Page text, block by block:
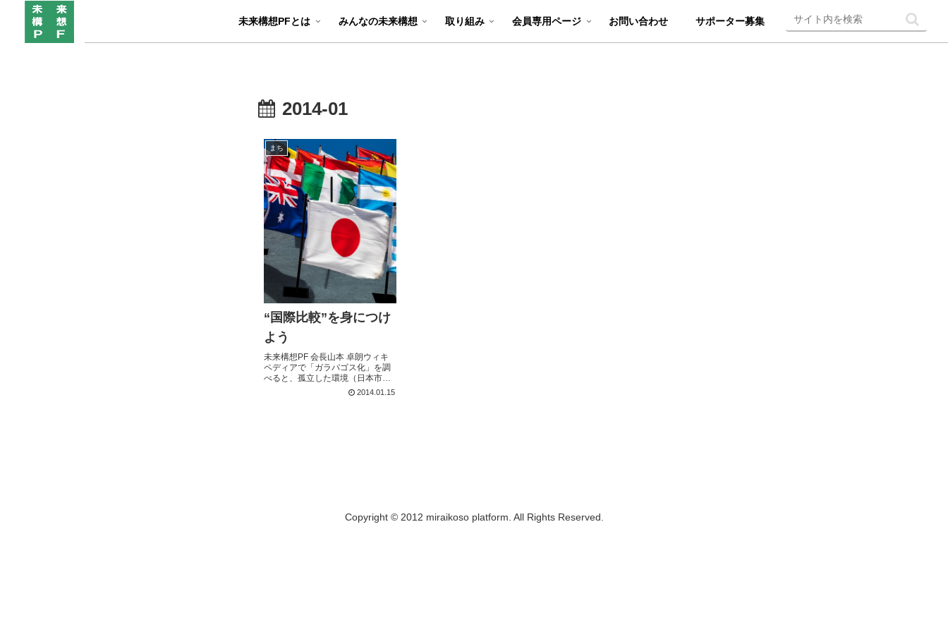
未来構想PFとは みんなの未来構想 取り組み 会員専用ページ お問い合わせ サポーター募集
2014-01
まち
“国際比較”を身につけ
よう
未来構想PF 会長山本 卓朗ウィキ
ペディアで「ガラパゴス化」を調
べると、孤立した環境（日本市）
で「最適化」が著しく進行する
と、エリア外との互換性を失い孤
2014.01.15
Copyright © 2012 miraikoso platform. All Rights Reserved.